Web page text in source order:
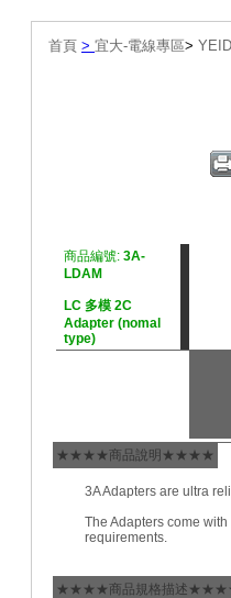
首頁 > 宜大-電線專區>
商品編號: 3A-
LDAM
LC 多模 2C
Adapter (nomal
type)
★★★★商品說明★★★★
3A Adapters are ultra
The Adapters come
requirements.
★★★★商品規格描述